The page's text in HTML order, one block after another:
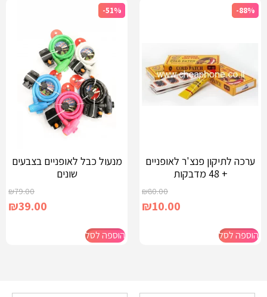
-88%
ערכה לתיקון פנצ'ר לאופניים
+ 48 מדבקות
₪80.00
₪10.00
הוספה לסל
-51%
מנעול כבל לאופניים בצבעים
שונים
₪79.00
₪39.00
הוספה לסל